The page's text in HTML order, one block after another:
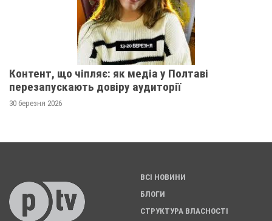
Контент, що чіпляє: як медіа у Полтаві
перезапускають довіру аудиторії
30 березня 2026
ВСІ НОВИНИ
БЛОГИ
СТРУКТУРА ВЛАСНОСТІ